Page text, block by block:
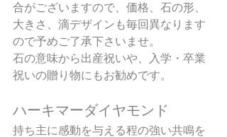
合がございますので、価格、石の形、
大きさ、滴デザインも毎回異なります
ので予めご了承下さいませ。
石の意味から出産祝いや、入学・卒業
祝いの贈り物にもお勧めです。
ハーキマーダイヤモンド
持ち主に感動を与える程の強い共鳴を